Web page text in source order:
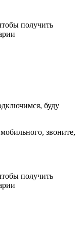
получить
буду
звоните,
получить